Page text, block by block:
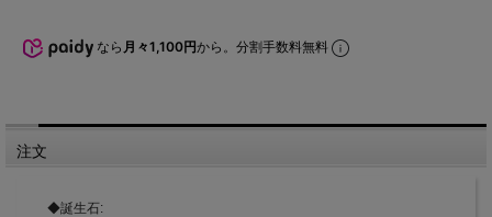
なら 月々1,100円から。分割手数料無料
注文
◆誕生石: